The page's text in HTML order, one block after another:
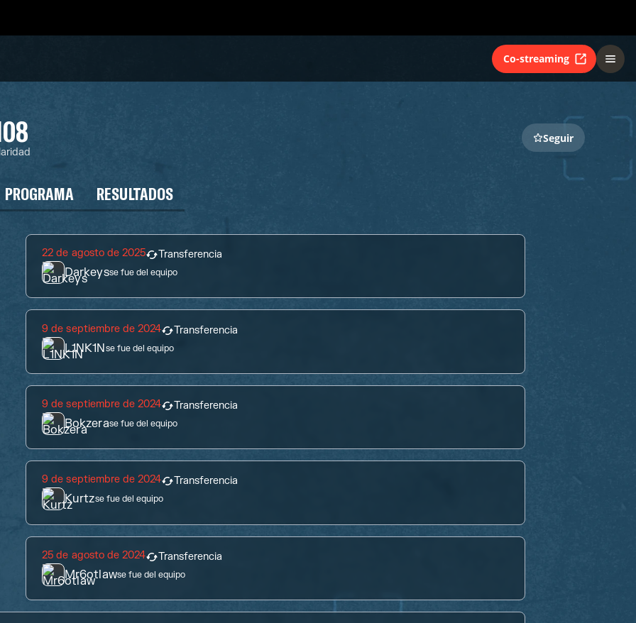
Co-streaming
Seguir
PROGRAMA RESULTADOS
22 de agosto de 2025 Transferencia
Darkeysse fue del equipo
9 de septiembre de 2024 Transferencia
L1NK1Nse fue del equipo
9 de septiembre de 2024 Transferencia
Bokzerase fue del equipo
9 de septiembre de 2024 Transferencia
Kurtzse fue del equipo
25 de agosto de 2024 Transferencia
Mr6otlawse fue del equipo